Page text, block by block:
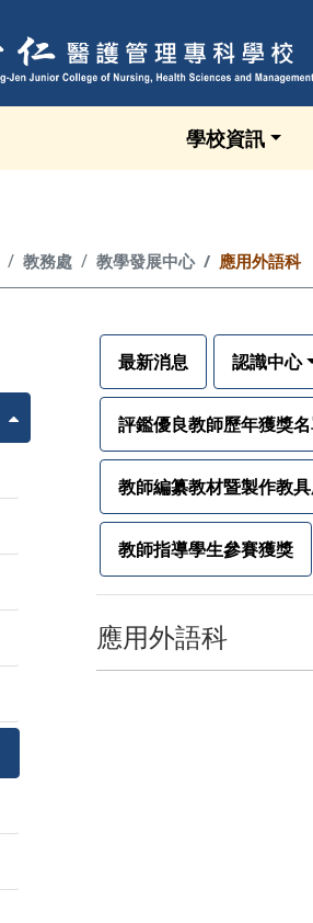
學校資訊
教務處 教學發展中心 應用外語科
最新消息 認識中心
評鑑優良教師歷年獲獎
教師編纂教材暨製作教
教師指導學生參賽獲獎
應用外語科